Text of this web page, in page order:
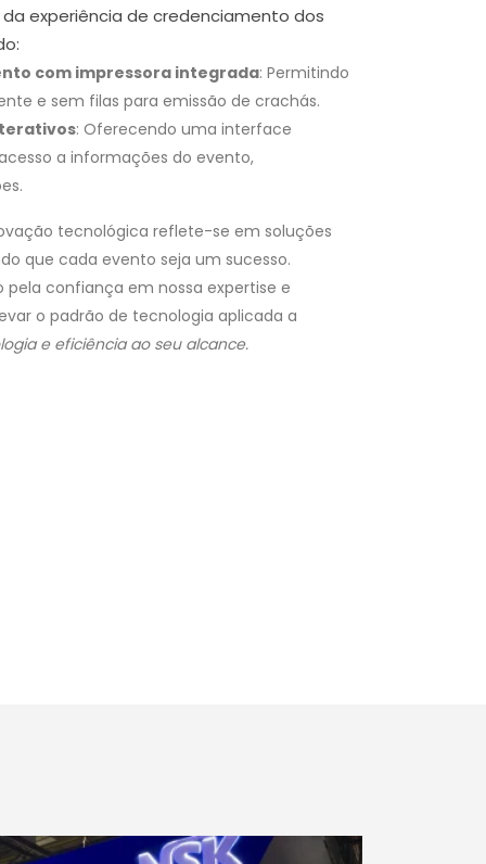
experiência de credenciamento dos
com impressora integrada: Permitindo
e sem filas para emissão de crachás.
: Oferecendo uma interface
a informações do evento,
tecnológica reflete-se em soluções
que cada evento seja um sucesso.
pela confiança em nossa expertise e
o padrão de tecnologia aplicada a
e eficiência ao seu alcance.